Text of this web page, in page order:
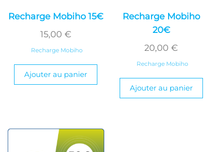
Recharge Mobiho 15€
15,00€
Recharge Mobiho
Ajouter au panier
Recharge Mobiho
20€
20,00€
Recharge Mobiho
Ajouter au panier